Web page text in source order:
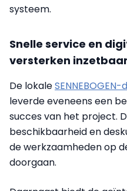
systeem.
Snelle service en
versterken
De lokale
leverde eveneens een
succes van het project.
beschikbaarheid en
de werkzaamheden op
doorgaan.